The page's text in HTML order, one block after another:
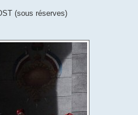
(sous réserves)